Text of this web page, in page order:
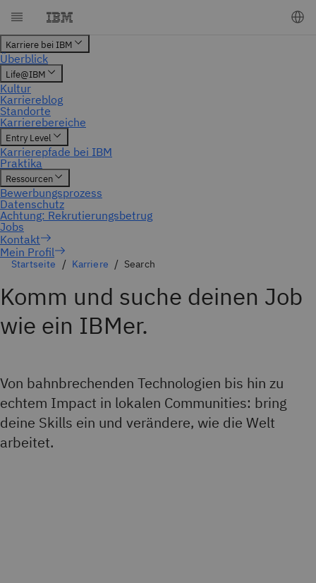
Mein Profil
Startseite Karriere Search
Komm und suche deinen Job
wie ein IBMer.
Von bahnbrechenden Technologien bis hin zu
echtem Impact in lokalen Communities: bring
deine Skills ein und verändere, wie die Welt
arbeitet.